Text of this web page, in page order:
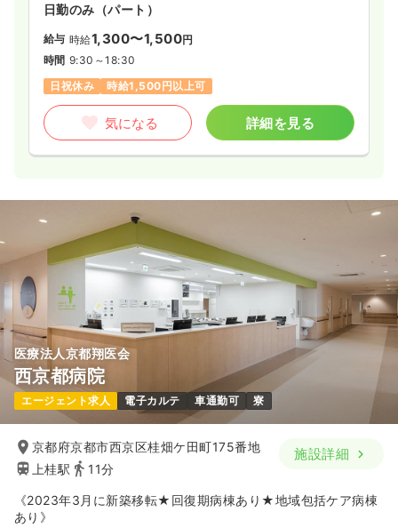
日勤のみ（パート）
給与 時給1,300〜1,500円
時間 9:30～18:30
日祝休み
時給1,500円以上可
気になる 詳細を見る
医療法人京都翔医会
西京都病院
エージェント求人 電子カルテ 車通勤可 寮
京都府京都市西京区桂畑ケ田町175番地
上桂駅
11分
施設詳細
《2023年3月に新築移転★回復期病棟あり★地域包括ケア病棟
あり》